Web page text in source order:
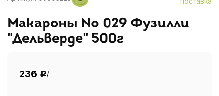
Макароны № 029 Фузилли
"Дельверде" 500г
236 Р/